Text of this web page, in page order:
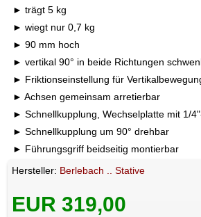
trägt 5 kg
wiegt nur 0,7 kg
90 mm hoch
vertikal 90° in beide Richtungen
Friktionseinstellung für
Achsen gemeinsam arretierbar
Schnellkupplung, Wechselplatte mit 1/
Schnellkupplung um 90° drehbar
Führungsgriff beidseitig montierbar
Hersteller: Berlebach .. Stative
EUR 319,00